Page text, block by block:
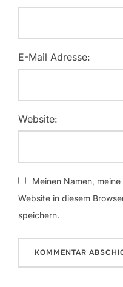
E-Mail Adresse:
Website:
Meinen Namen,
Website in diesem
speichern.